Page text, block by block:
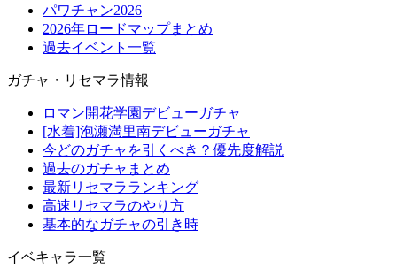
パワチャン2026
2026年ロードマップまとめ
過去イベント一覧
ガチャ・リセマラ情報
ロマン開花学園デビューガチャ
[水着]泡瀬満里南デビューガチャ
今どのガチャを引くべき？優先度解説
過去のガチャまとめ
最新リセマラランキング
高速リセマラのやり方
基本的なガチャの引き時
イベキャラ一覧